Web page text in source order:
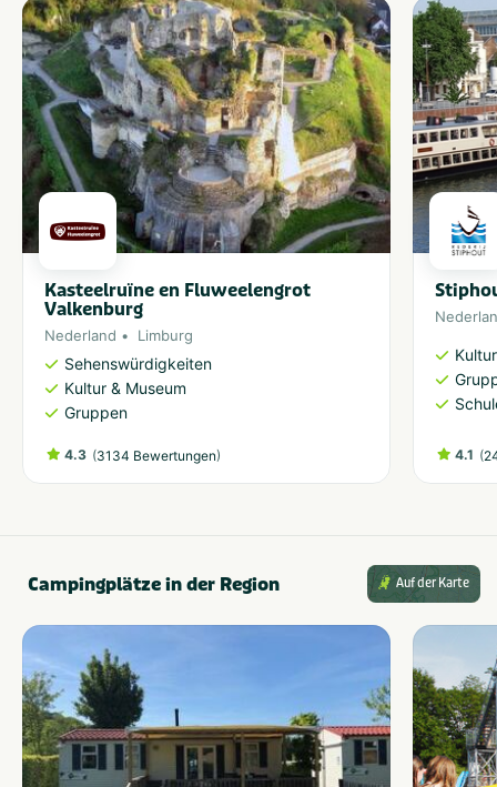
Kasteelruïne en Fluweelengrot
Valkenburg
Nederland Limburg
Sehenswürdigkeiten
Kultur & Museum
Gruppen
4.3 (3134 Bewertungen) 4.1 (
Campingplätze in der Region Auf der Karte